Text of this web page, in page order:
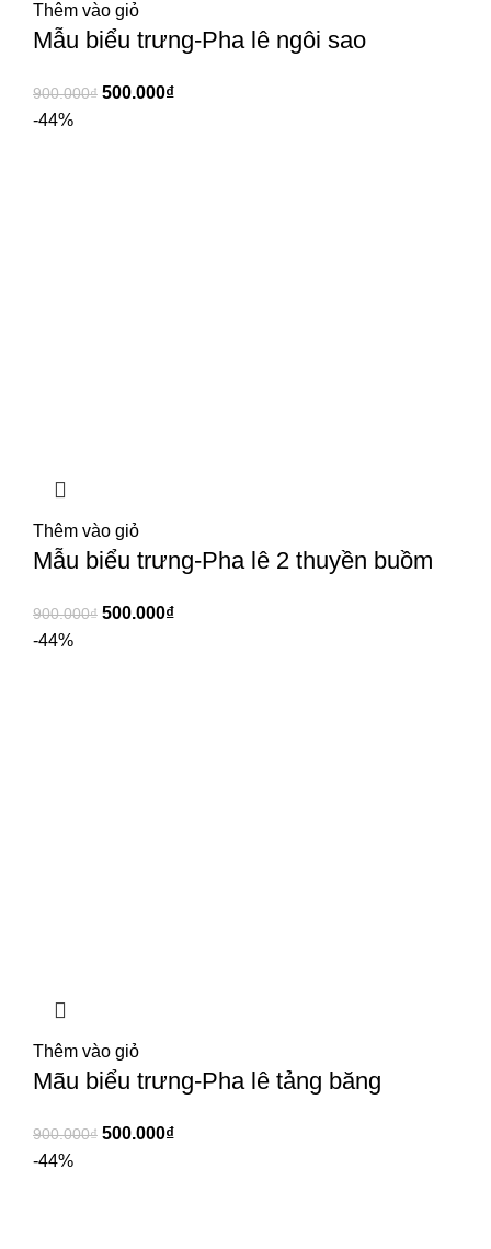
Thêm vào giỏ
Mẫu biểu trưng-Pha lê ngôi sao
900.000₫ 500.000₫
-44%
Thêm vào giỏ
Mẫu biểu trưng-Pha lê 2 thuyền buồm
900.000₫ 500.000₫
-44%
Thêm vào giỏ
Mãu biểu trưng-Pha lê tảng băng
900.000₫ 500.000₫
-44%